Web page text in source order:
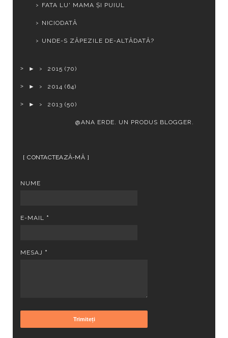
FATA LU' MAMA ȘI PUIUL
NICIODATĂ
UNDE-S ZĂPEZILE DE-ALTĂDATĂ?
► 2015 (70)
► 2014 (64)
► 2013 (50)
@ANA ERDE. UN PRODUS BLOGGER .
CONTACTEAZĂ-MĂ
NUME
E-MAIL *
MESAJ *